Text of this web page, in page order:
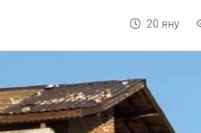
20 яну